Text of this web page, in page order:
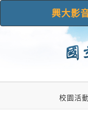
興大影
校園活